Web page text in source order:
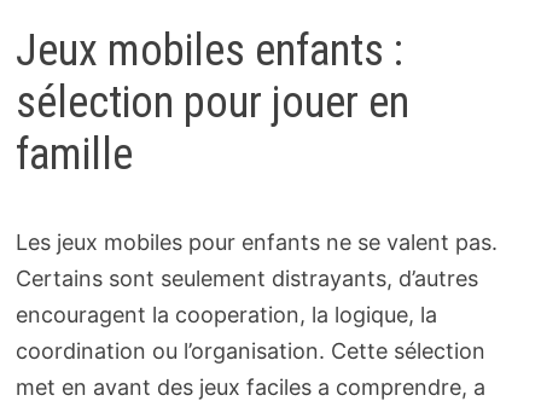
Jeux mobiles enfants :
sélection pour jouer en
famille
Les jeux mobiles pour enfants ne se valent pas.
Certains sont seulement distrayants, d’autres
encouragent la cooperation, la logique, la
coordination ou l’organisation. Cette sélection
met en avant des jeux faciles a comprendre, a